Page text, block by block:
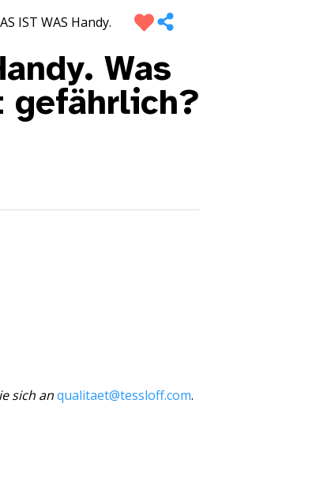
IST WAS Handy.
Was
sich anqualitaet@tessloff.com.